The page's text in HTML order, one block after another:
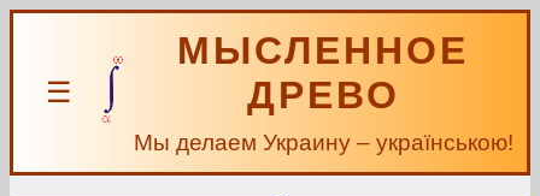
☰
МЫСЛЕННОЕ
ДРЕВО
Мы делаем Украину – українською!